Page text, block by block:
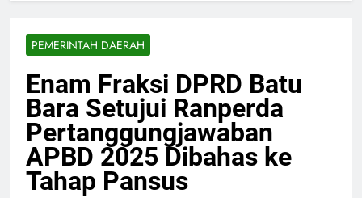
PEMERINTAH DAERAH
Enam Fraksi DPRD Batu
Bara Setujui Ranperda
Pertanggungjawaban
APBD 2025 Dibahas ke
Tahap Pansus